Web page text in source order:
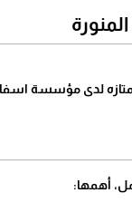
لدى مؤسسة
أهمها: